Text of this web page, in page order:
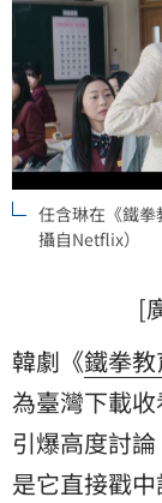
任含琳在《鐵
攝自Netflix）
[
韓劇《鐵拳教
為臺灣下載
引爆高度討
是它直接戳